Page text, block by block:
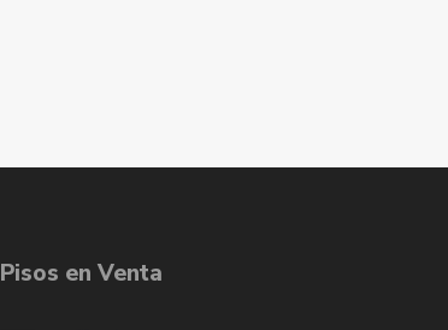
Pisos en Venta